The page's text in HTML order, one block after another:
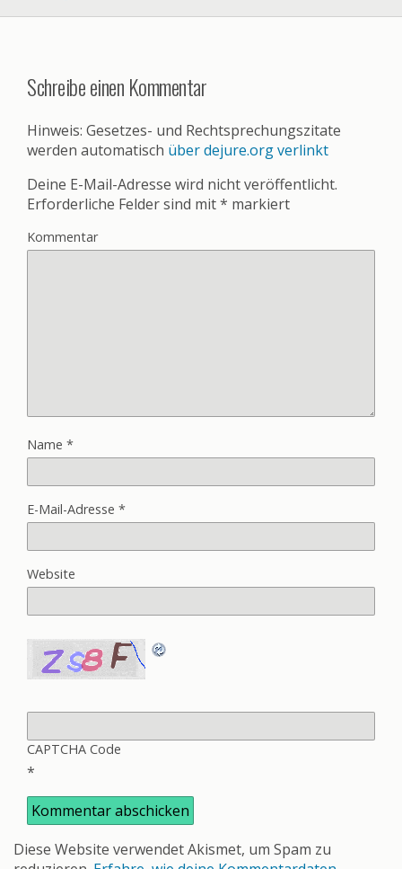
Schreibe einen Kommentar
Hinweis: Gesetzes- und Rechtsprechungszitate
werden automatisch über dejure.org verlinkt
Deine E-Mail-Adresse wird nicht veröffentlicht.
Erforderliche Felder sind mit* markiert
Kommentar
Name *
E-Mail-Adresse *
Website
CAPTCHA Code
*
Diese Website verwendet Akismet, um Spam zu